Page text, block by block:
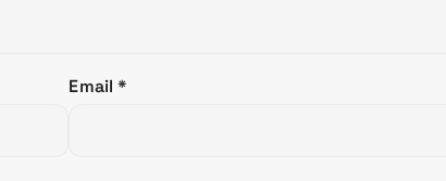
Email*